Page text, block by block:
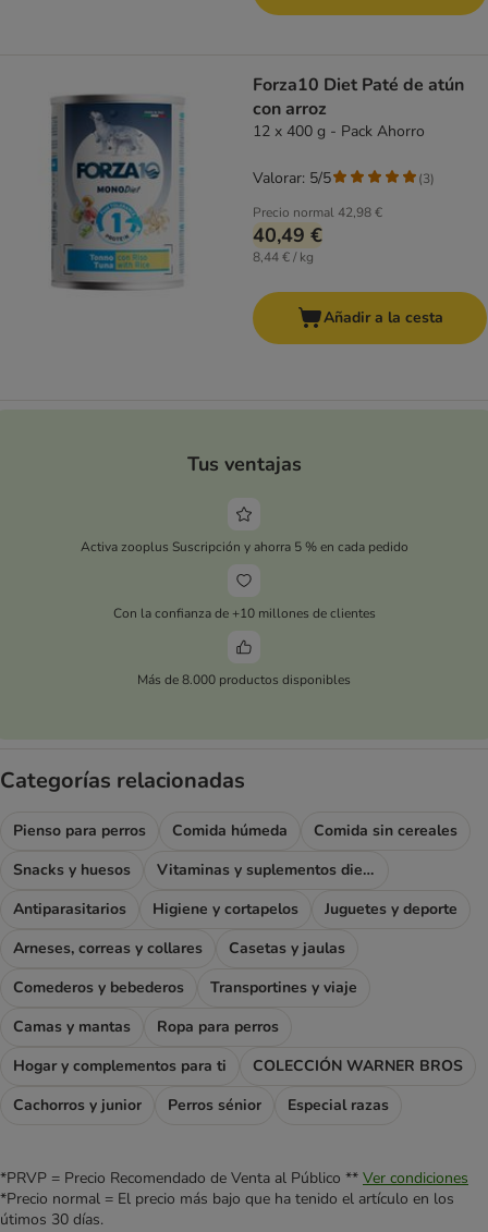
Forza10 Diet Paté de atún
con arroz
12 x 400 g - Pack Ahorro
Precio normal42,98 €
40,49 €
8,44 € / kg
Valorar: 5/5 (3)
Añadir a la cesta
Tus ventajas
Activa zooplus Suscripción y ahorra 5 % en cada pedido
Con la confianza de +10 millones de clientes
Más de 8.000 productos disponibles
Categorías relacionadas
Pienso para perros Comida húmeda
Comida sin cereales
Snacks y huesos
Vitaminas y suplementos dietéticos
Antiparasitarios
Higiene y cortapelos
Juguetes y deporte
Arneses, correas y collares
Casetas y jaulas
Comederos y bebederos
Transportines y viaje
Camas y mantas
Ropa para perros
Hogar y complementos para ti
COLECCIÓN WARNER BROS
Cachorros y junior
Perros sénior Especial razas
*PRVP = Precio Recomendado de Venta al Público ** Ver condiciones
*Precio normal = El precio más bajo que ha tenido el artículo en los
útimos 30 días.